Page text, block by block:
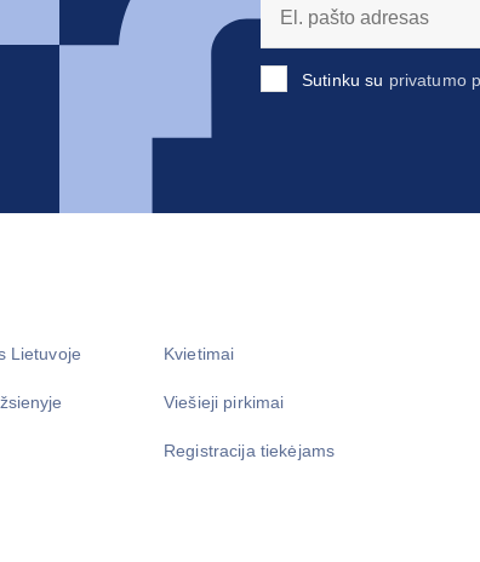
Sutinku su privatumo
Lietuvoje Kvietimai
Viešieji pirkimai
Registracija tiekėjams